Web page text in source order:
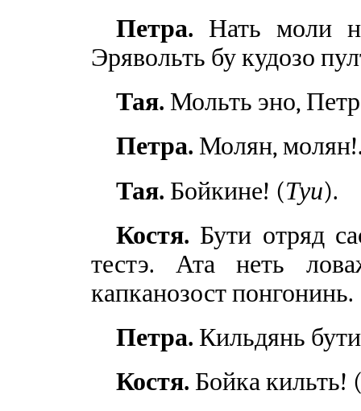
Петра. Нать моли
Эрявольть бу кудозо
Тая. Мольть эно,
Петра. Молян,
Тая. Бойкине! (Туи).
Костя. Бути отряд
тестэ. Ата неть
капканозост понгонинь.
Петра. Кильдянь
Костя. Бойка кильть!